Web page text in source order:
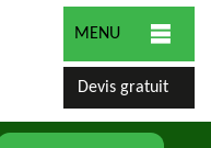
MENU
Devis gratuit